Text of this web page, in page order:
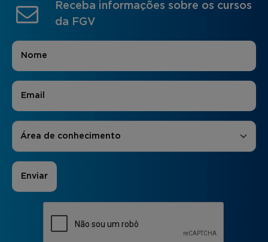
Receba informações sobre os cursos
da FGV
Nome
E-mail
Áreas de Interesse
Área de conhecimento